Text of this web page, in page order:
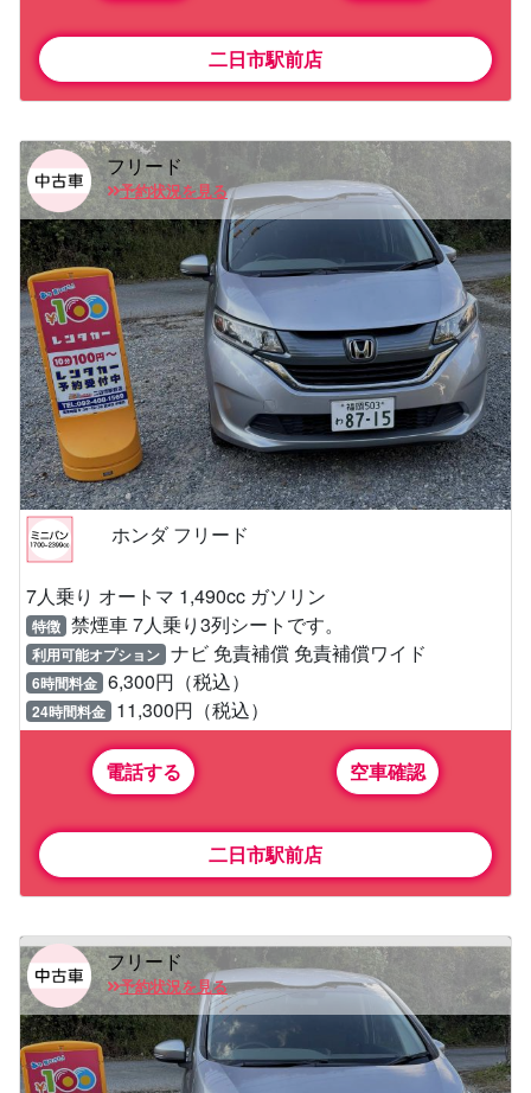
二日市駅前店
フリード
予約状況を見る
ホンダ フリード
7人乗り オートマ 1,490cc ガソリン
特徴 禁煙車 7人乗り3列シートです。
利用可能オプション ナビ 免責補償 免責補償ワイド
6時間料金 6,300円（税込）
24時間料金 11,300円（税込）
電話する 空車確認
二日市駅前店
フリード
予約状況を見る